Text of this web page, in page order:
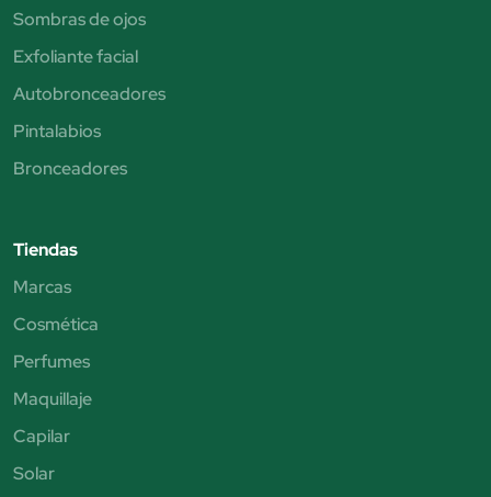
Sombras de ojos
Exfoliante facial
Autobronceadores
Pintalabios
Bronceadores
Tiendas
Marcas
Cosmética
Perfumes
Maquillaje
Capilar
Solar